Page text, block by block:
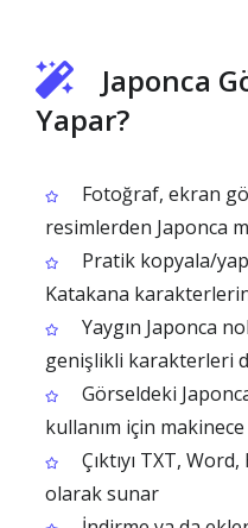
Japonca
Yapar?
Fotoğraf, ekran
resimlerden Japonca
Pratik kopyala/
Katakana
Yaygın Japonca
genişlikli karakterleri
Görseldeki
kullanım için
Çıktıyı TXT,
olarak sunar